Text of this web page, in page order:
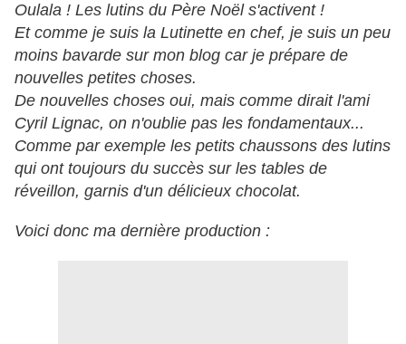
Oulala ! Les lutins du Père Noël s'activent !
Et comme je suis la Lutinette en chef, je suis un peu
moins bavarde sur mon blog car je prépare de
nouvelles petites choses.
De nouvelles choses oui, mais comme dirait l'ami
Cyril Lignac, on n'oublie pas les fondamentaux...
Comme par exemple les petits chaussons des lutins
qui ont toujours du succès sur les tables de
réveillon, garnis d'un délicieux chocolat.
Voici donc ma dernière production :